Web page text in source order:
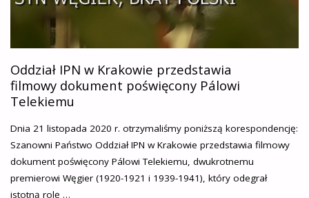
Oddział IPN w Krakowie przedstawia
filmowy dokument poświęcony Pálowi
Telekiemu
Dnia 21 listopada 2020 r. otrzymaliśmy poniższą korespondencję:
Szanowni Państwo Oddział IPN w Krakowie przedstawia filmowy
dokument poświęcony Pálowi Telekiemu, dwukrotnemu
premierowi Węgier (1920-1921 i 1939-1941), który odegrał
istotną rolę …